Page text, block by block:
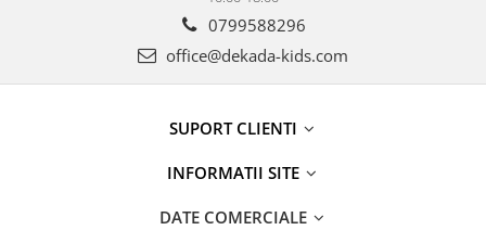
0799588296
office@dekada-kids.com
SUPORT CLIENTI
INFORMATII SITE
DATE COMERCIALE